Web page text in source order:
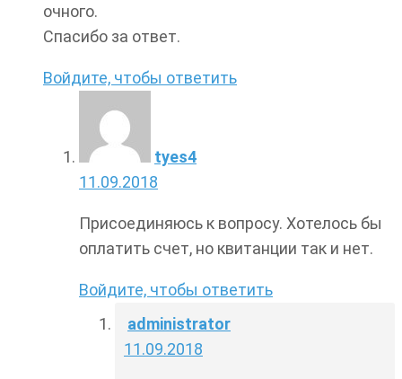
очного.
Спасибо за ответ.
Войдите, чтобы ответить
tyes4
11.09.2018
Присоединяюсь к вопросу. Хотелось бы
оплатить счет, но квитанции так и нет.
Войдите, чтобы ответить
administrator
11.09.2018